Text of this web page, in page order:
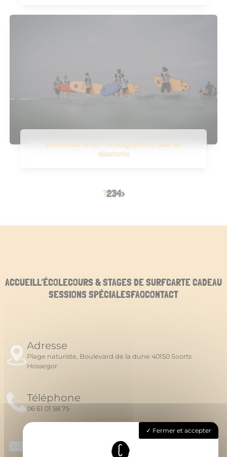
Commencer le surf : le stage parfait pour les
débutants
1234>
ACCUEILL’ÉCOLECOURS & STAGES DE SURFCARTE CADEAU
SESSIONS SPÉCIALESFAQCONTACT
Adresse
Plage naturiste, Boulevard de la dune 40150 Soorts
Hossegor
Téléphone
06 61 01 58 75
chipironsurfschool@gmail.com
Fermer et accepter